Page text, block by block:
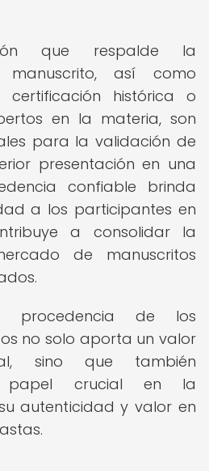
que respalde la
manuscrito, así como
histórica o
en la materia, son
para la validación de
presentación en una
confiable brinda
a los participantes en
a consolidar la
de manuscritos
procedencia de los
no solo aporta un valor
sino que también
papel crucial en la
autenticidad y valor en